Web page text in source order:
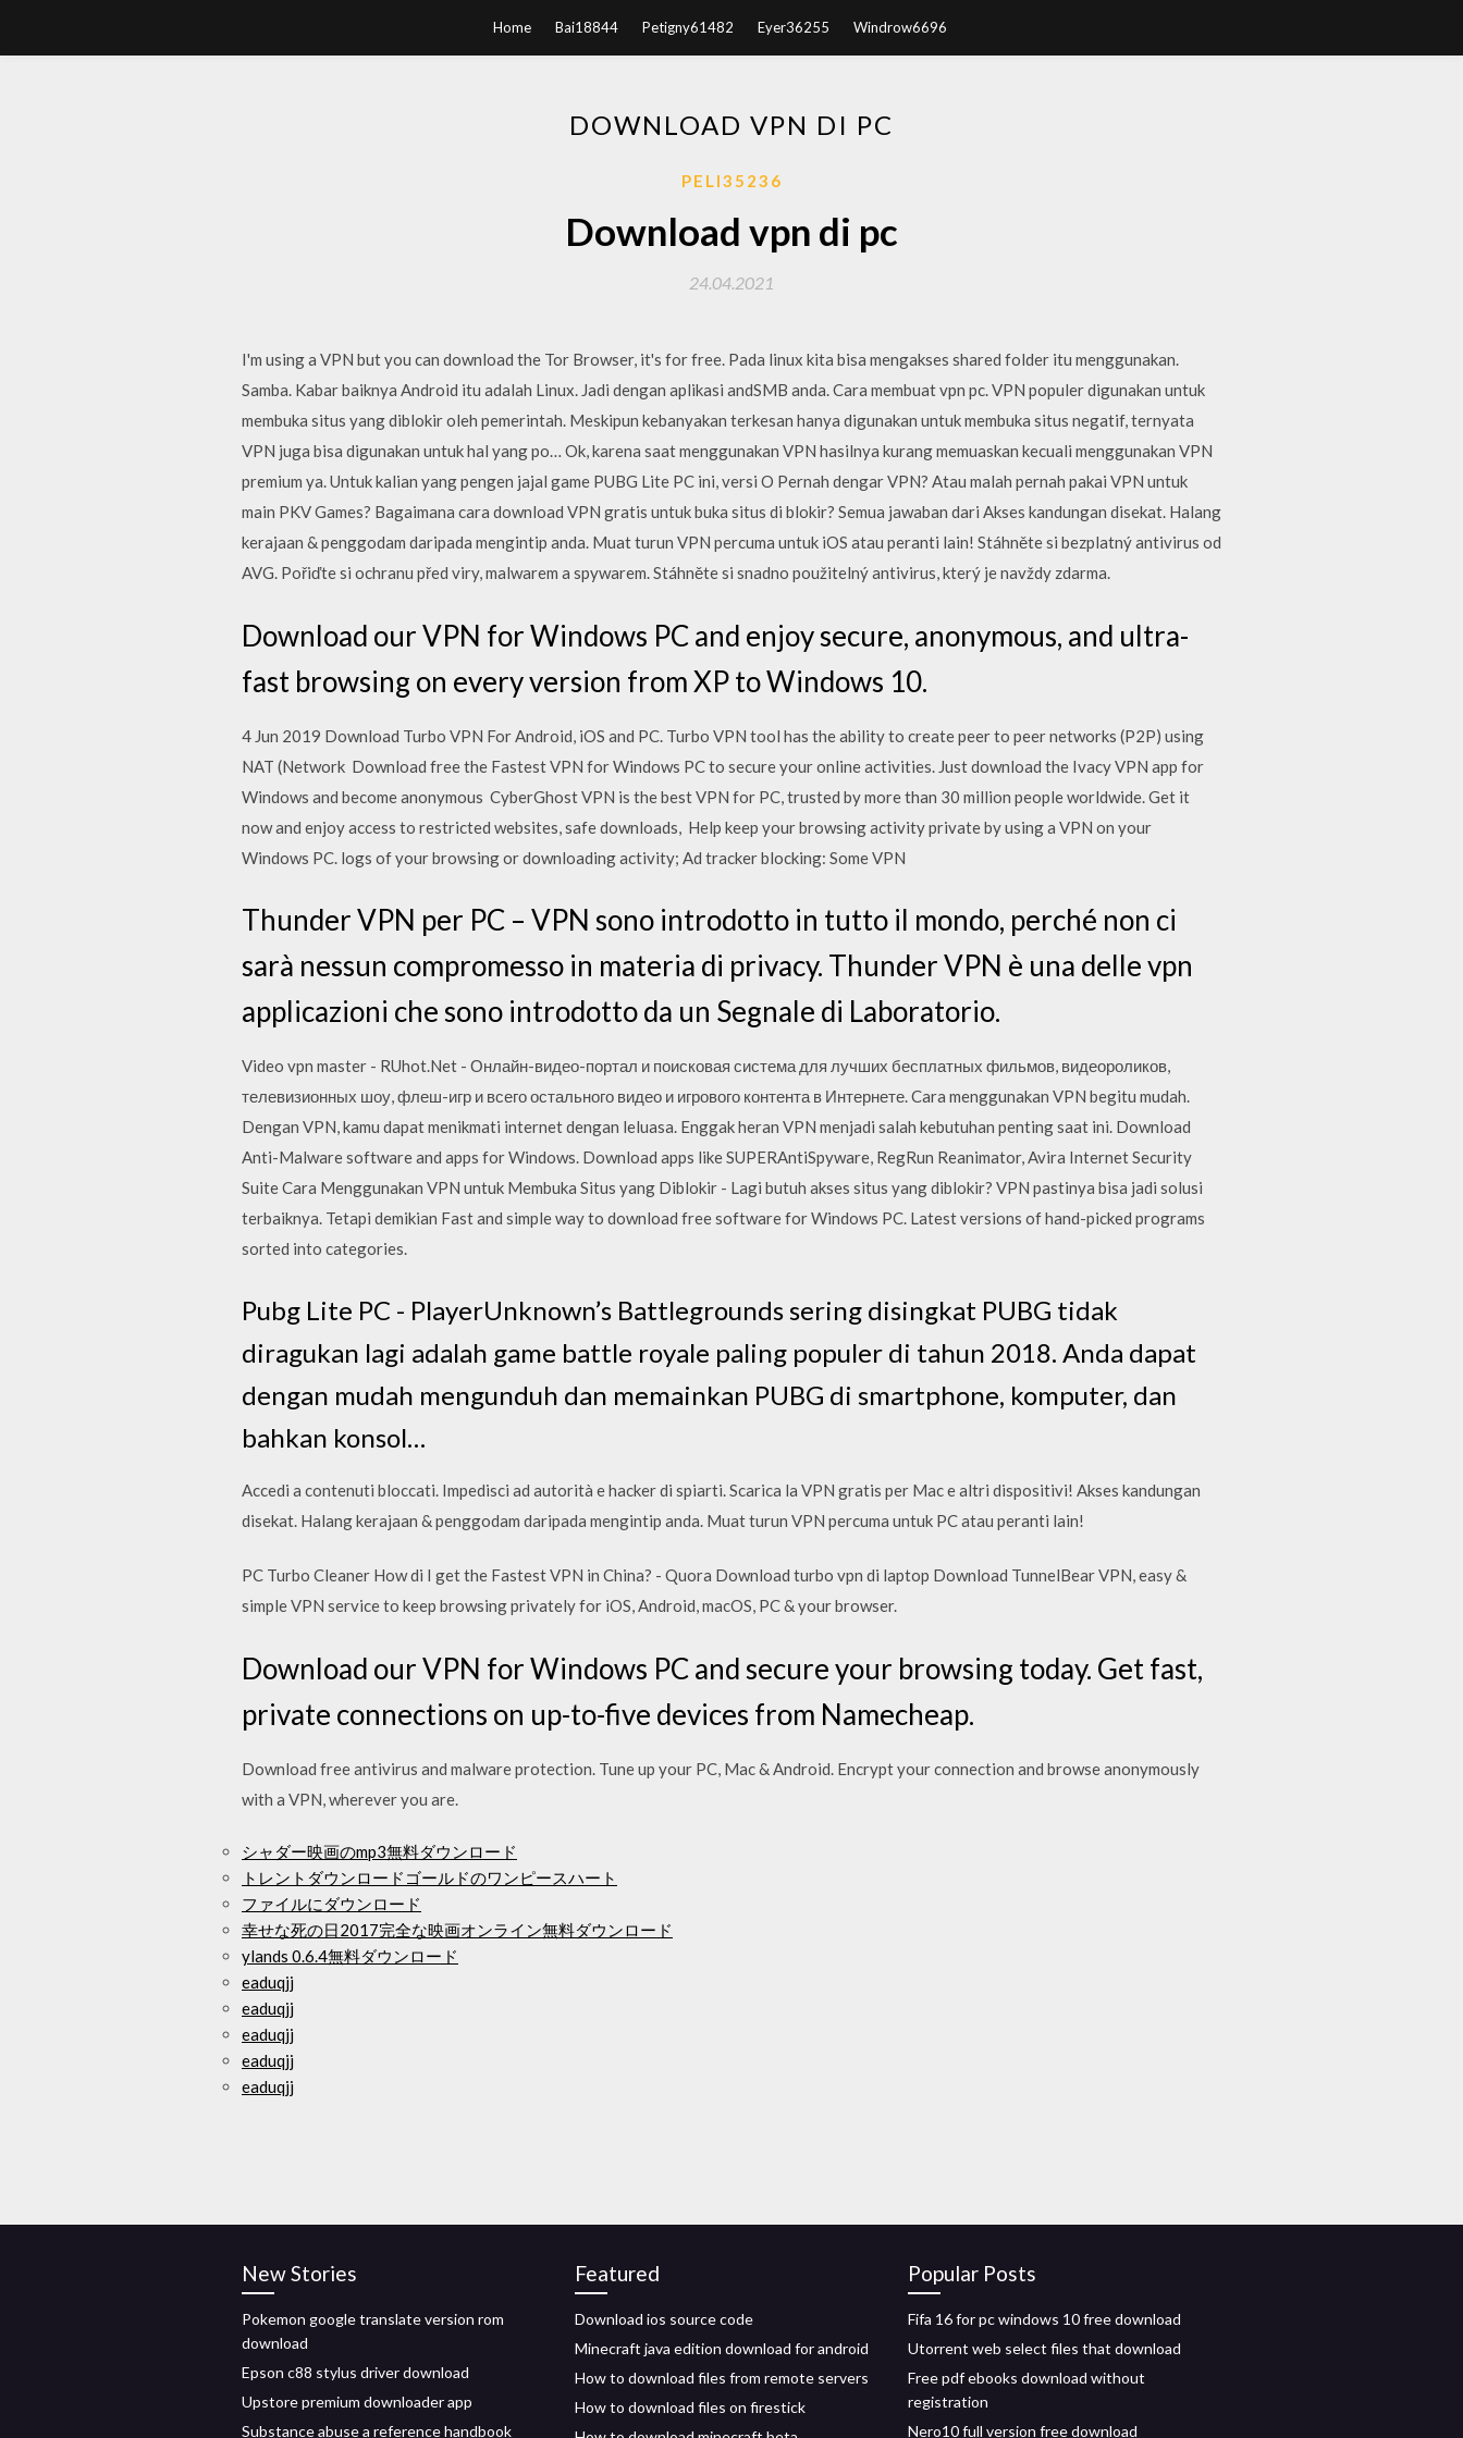
Home Bai18844 Petigny61482 Eyer36255 Windrow6696
DOWNLOAD VPN DI PC
PELI35236
Download vpn di pc
24.04.2021
I'm using a VPN but you can download the Tor Browser, it's for free. Pada linux kita bisa mengakses shared folder itu menggunakan.
Samba. Kabar baiknya Android itu adalah Linux. Jadi dengan aplikasi andSMB anda. Cara membuat vpn pc. VPN populer digunakan untuk
membuka situs yang diblokir oleh pemerintah. Meskipun kebanyakan terkesan hanya digunakan untuk membuka situs negatif, ternyata
VPN juga bisa digunakan untuk hal yang po… Ok, karena saat menggunakan VPN hasilnya kurang memuaskan kecuali menggunakan VPN
premium ya. Untuk kalian yang pengen jajal game PUBG Lite PC ini, versi O Pernah dengar VPN? Atau malah pernah pakai VPN untuk
main PKV Games? Bagaimana cara download VPN gratis untuk buka situs di blokir? Semua jawaban dari Akses kandungan disekat. Halang
kerajaan & penggodam daripada mengintip anda. Muat turun VPN percuma untuk iOS atau peranti lain! Stáhněte si bezplatný antivirus od
AVG. Pořiďte si ochranu před viry, malwarem a spywarem. Stáhněte si snadno použitelný antivirus, který je navždy zdarma.
Download our VPN for Windows PC and enjoy secure, anonymous, and ultra-
fast browsing on every version from XP to Windows 10.
4 Jun 2019 Download Turbo VPN For Android, iOS and PC. Turbo VPN tool has the ability to create peer to peer networks (P2P) using
NAT (Network Download free the Fastest VPN for Windows PC to secure your online activities. Just download the Ivacy VPN app for
Windows and become anonymous CyberGhost VPN is the best VPN for PC, trusted by more than 30 million people worldwide. Get it
now and enjoy access to restricted websites, safe downloads, Help keep your browsing activity private by using a VPN on your
Windows PC. logs of your browsing or downloading activity; Ad tracker blocking: Some VPN
Thunder VPN per PC – VPN sono introdotto in tutto il mondo, perché non ci
sarà nessun compromesso in materia di privacy. Thunder VPN è una delle vpn
applicazioni che sono introdotto da un Segnale di Laboratorio.
Video vpn master - RUhot.Net - Онлайн-видео-портал и поисковая система для лучших бесплатных фильмов, видеороликов,
телевизионных шоу, флеш-игр и всего остального видео и игрового контента в Интернете. Cara menggunakan VPN begitu mudah.
Dengan VPN, kamu dapat menikmati internet dengan leluasa. Enggak heran VPN menjadi salah kebutuhan penting saat ini. Download
Anti-Malware software and apps for Windows. Download apps like SUPERAntiSpyware, RegRun Reanimator, Avira Internet Security
Suite Cara Menggunakan VPN untuk Membuka Situs yang Diblokir - Lagi butuh akses situs yang diblokir? VPN pastinya bisa jadi solusi
terbaiknya. Tetapi demikian Fast and simple way to download free software for Windows PC. Latest versions of hand-picked programs
sorted into categories.
Pubg Lite PC - PlayerUnknown’s Battlegrounds sering disingkat PUBG tidak
diragukan lagi adalah game battle royale paling populer di tahun 2018. Anda dapat
dengan mudah mengunduh dan memainkan PUBG di smartphone, komputer, dan
bahkan konsol…
Accedi a contenuti bloccati. Impedisci ad autorità e hacker di spiarti. Scarica la VPN gratis per Mac e altri dispositivi! Akses kandungan
disekat. Halang kerajaan & penggodam daripada mengintip anda. Muat turun VPN percuma untuk PC atau peranti lain!
PC Turbo Cleaner How di I get the Fastest VPN in China? - Quora Download turbo vpn di laptop Download TunnelBear VPN, easy &
simple VPN service to keep browsing privately for iOS, Android, macOS, PC & your browser.
Download our VPN for Windows PC and secure your browsing today. Get fast,
private connections on up-to-five devices from Namecheap.
Download free antivirus and malware protection. Tune up your PC, Mac & Android. Encrypt your connection and browse anonymously
with a VPN, wherever you are.
シャダー映画のmp3無料ダウンロード
トレントダウンロードゴールドのワンピースハート
ファイルにダウンロード
幸せな死の日2017完全な映画オンライン無料ダウンロード
ylands 0.6.4無料ダウンロード
eaduqjj
eaduqjj
eaduqjj
eaduqjj
eaduqjj
New Stories
Pokemon google translate version rom
download
Epson c88 stylus driver download
Upstore premium downloader app
Substance abuse a reference handbook
Featured
Download ios source code
Minecraft java edition download for android
How to download files from remote servers
How to download files on firestick
Popular Posts
Fifa 16 for pc windows 10 free download
Utorrent web select files that download
Free pdf ebooks download without
registration
Nero10 full version free download